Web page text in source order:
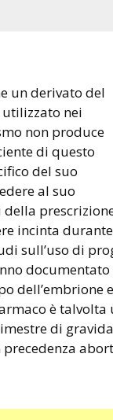
un derivato del
utilizzato nei
non produce
di questo
del suo
al suo
incinta
sull’uso di
dell’embrione
è talvolta
di
precedenza